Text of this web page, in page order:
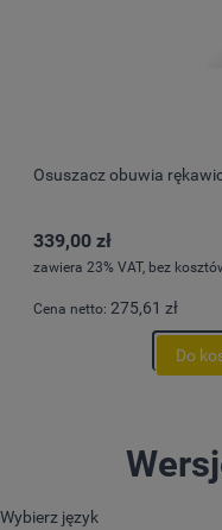
Osuszacz obuwia
339,00 zł
zawiera 23% VAT, bez
Cena netto: 275,61 zł
Do
Wybierz język